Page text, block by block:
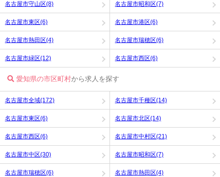
名古屋市守山区(8) 名古屋市昭和区(7)
名古屋市東区(6) 名古屋市港区(6)
名古屋市熱田区(4) 名古屋市瑞穂区(6)
名古屋市緑区(12) 名古屋市西区(6)
愛知県の市区町村から求人を探す
名古屋市全域(172) 名古屋市千種区(14)
名古屋市東区(6) 名古屋市北区(14)
名古屋市西区(6) 名古屋市中村区(21)
名古屋市中区(30) 名古屋市昭和区(7)
名古屋市瑞穂区(6) 名古屋市熱田区(4)